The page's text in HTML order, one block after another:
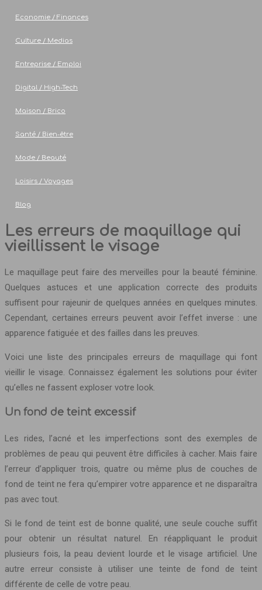
Economie / Finances
Culture / Medias
Entreprise / Emploi
Digital / High-Tech
Maison / Brico
Santé / Bien-être
Mode / Beauté
Loisirs / Voyages
Blog
Les erreurs de maquillage qui
vieillissent le visage
Le maquillage peut faire des merveilles pour la beauté féminine.
Quelques astuces et une application correcte des produits
suffisent pour rajeunir de quelques années en quelques minutes.
Cependant, certaines erreurs peuvent avoir l’effet inverse : une
apparence fatiguée et des failles dans les preuves.
Voici une liste des principales erreurs de maquillage qui font
vieillir le visage. Connaissez également les solutions pour éviter
qu’elles ne fassent exploser votre look.
Un fond de teint excessif
Les rides, l’acné et les imperfections sont des exemples de
problèmes de peau qui peuvent être difficiles à cacher. Mais faire
l’erreur d’appliquer trois, quatre ou même plus de couches de
fond de teint ne fera qu’empirer votre apparence et ne disparaîtra
pas avec tout.
Si le fond de teint est de bonne qualité, une seule couche suffit
pour obtenir un résultat naturel. En réappliquant le produit
plusieurs fois, la peau devient lourde et le visage artificiel. Une
autre erreur consiste à utiliser une teinte de fond de teint
différente de celle de votre peau.